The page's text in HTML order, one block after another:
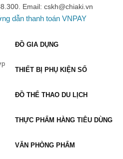
Email: cskh@chiaki.vn
dẫn thanh toán VNPAY
ĐỒ GIA DỤNG
THIẾT BỊ PHỤ KIỆN SỐ
ĐỒ THỂ THAO DU LỊCH
THỰC PHẨM HÀNG TIÊU DÙNG
VĂN PHÒNG PHẨM